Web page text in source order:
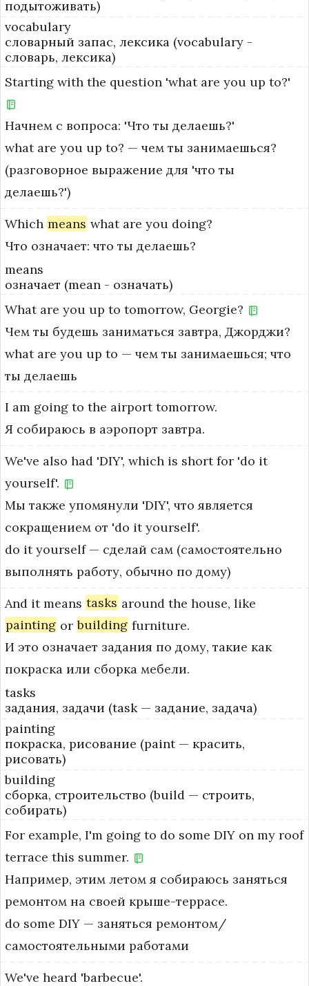
подытоживать)
vocabulary
словарный запас, лексика (vocabulary -
словарь, лексика)
Starting with the question 'what are you up to?'
Начнем с вопроса: 'Что ты делаешь?'
what are you up to? — чем ты занимаешься?
(разговорное выражение для 'что ты
делаешь?')
Which means what are you doing?
Что означает: что ты делаешь?
means
означает (mean - означать)
What are you up to tomorrow, Georgie?
Чем ты будешь заниматься завтра, Джорджи?
what are you up to — чем ты занимаешься; что
ты делаешь
I am going to the airport tomorrow.
Я собираюсь в аэропорт завтра.
We've also had 'DIY', which is short for 'do it
yourself'.
Мы также упомянули 'DIY', что является
сокращением от 'do it yourself'.
do it yourself — сделай сам (самостоятельно
выполнять работу, обычно по дому)
And it means tasks around the house, like
painting or building furniture.
И это означает задания по дому, такие как
покраска или сборка мебели.
tasks
задания, задачи (task — задание, задача)
painting
покраска, рисование (paint — красить,
рисовать)
building
сборка, строительство (build — строить,
собирать)
For example, I'm going to do some DIY on my roof
terrace this summer.
Например, этим летом я собираюсь заняться
ремонтом на своей крыше-террасе.
do some DIY — заняться ремонтом/
самостоятельными работами
We've heard 'barbecue'.